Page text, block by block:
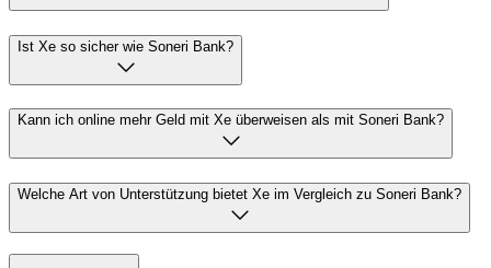
Ist Xe so sicher wie Soneri Bank?
Kann ich online mehr Geld mit Xe überweisen als mit Soneri Bank?
Welche Art von Unterstützung bietet Xe im Vergleich zu Soneri Bank?